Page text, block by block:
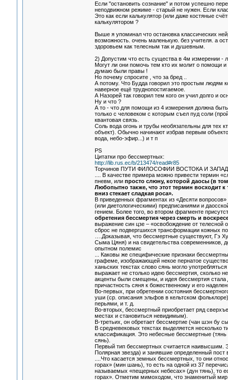
Если "остановить сознание" и потом успешно
неподвижном режиме - старый не нужен. Если
Это как если калькулятор (или даже костяные
калькулятором ?
Выше я упоминал что остановка классических
возможность. очень маленькую. без учителя. а
здоровьем как телесным так и душевным.
2) Допустим что есть существа в 4м измерении -
Могут ли они помочь тем кто их молит о помощи и
думаю были правы !
Но почему спросите , что за бред ..
А потому. Что Будда говорил это простым людям
наверное ещё труднопостигаемое.
А Назорей так говорил тем кого он учил долго и
Ну и что ?
А то - что для помощи из 4 измерения должна
только с человеком с которым съел пуд соли
квантовая связь.
Соль вода огонь и трубы необязательны для тех
объект). Обычно начинают избрав первым
вода, небо-эфир...) и т п
PS
Цитатки про бессмертных:
http://lib.rus.ec/b/213474/read#r85
Торчинов ПУТИ ФИЛОСОФИИ ВОСТОКА И ЗАПАДА
.... В качестве примера можно привести термин
пневм, или просто слюну, которой даосы (в
Любопытно также, что этот термин восходит
вниз стекает сладкая роса».
В приведенных фрагментах из «Десяти
(или диетологическими) предписаниями и
гением. Более того, во втором фрагменте
обретения бессмертия через смерть и
выражение син цзе – «освобождение от телесной
сброс не подвергшихся трансформации кожных
….Доказывая, что бессмертные существуют, Гэ
Сыма Цяня) и на свидетельства современников,
опытном полемис
... Каковы же специфические признаки
графеме, изображающей некое пернатое
ханьских текстах слово сянь могло
выражает не столько идею бессмертия, сколько
акценты были смещены, и идея бессмертия стала
причастность сяня к божественному и его
Во-первых, при обретении состояния
уши (ср. описания эльфов в кельтском
перьями, и т. д.
Во-вторых, бессмертный приобретает ряд
местах и становиться невидимым).
В-третьих, он обретает бессмертие (чан шэн бу
В средневековых текстах выделяется несколько
классификация. Это небесные бессмертные
сянь).
Первый тип бессмертных считается
Полярная звезда) и занявшие определенный пост
....Что касается земных бессмертных, то они
горах» (мин шань), то есть на одной из 37
называемых «пещерных небесах» (дун тянь), то
горах». Отметим мимоходом, что знаменитый